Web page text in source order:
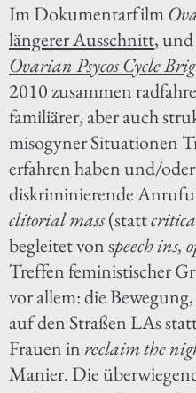
Im Dokumentarfilm
längerer Ausschnitt, und
Ovarian Psycos Cycle
2010 zusammen
familiärer, aber auch
misogyner Situationen
erfahren haben und/
diskriminierende
clitorial mass(statt
begleitet von speech ins,
Treffen feministischer
vor allem: die
auf den Straßen LAs
Frauen inreclaim the
Manier. Die